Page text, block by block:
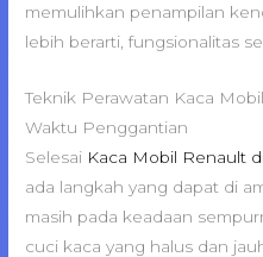
memulihkan penampilan
lebih berarti, fungsionalitas
Teknik Perawatan Kaca
Waktu Penggantian
Selesai Kaca Mobil Renault
ada langkah yang dapat di
masih pada keadaan
cuci kaca yang halus dan